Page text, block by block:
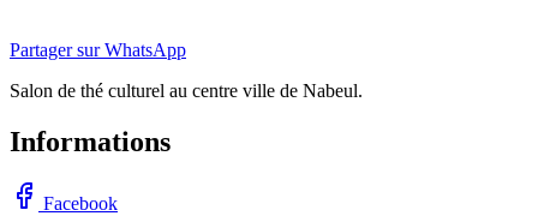
Partager sur WhatsApp
Salon de thé culturel au centre ville de Nabeul.
Informations
Facebook